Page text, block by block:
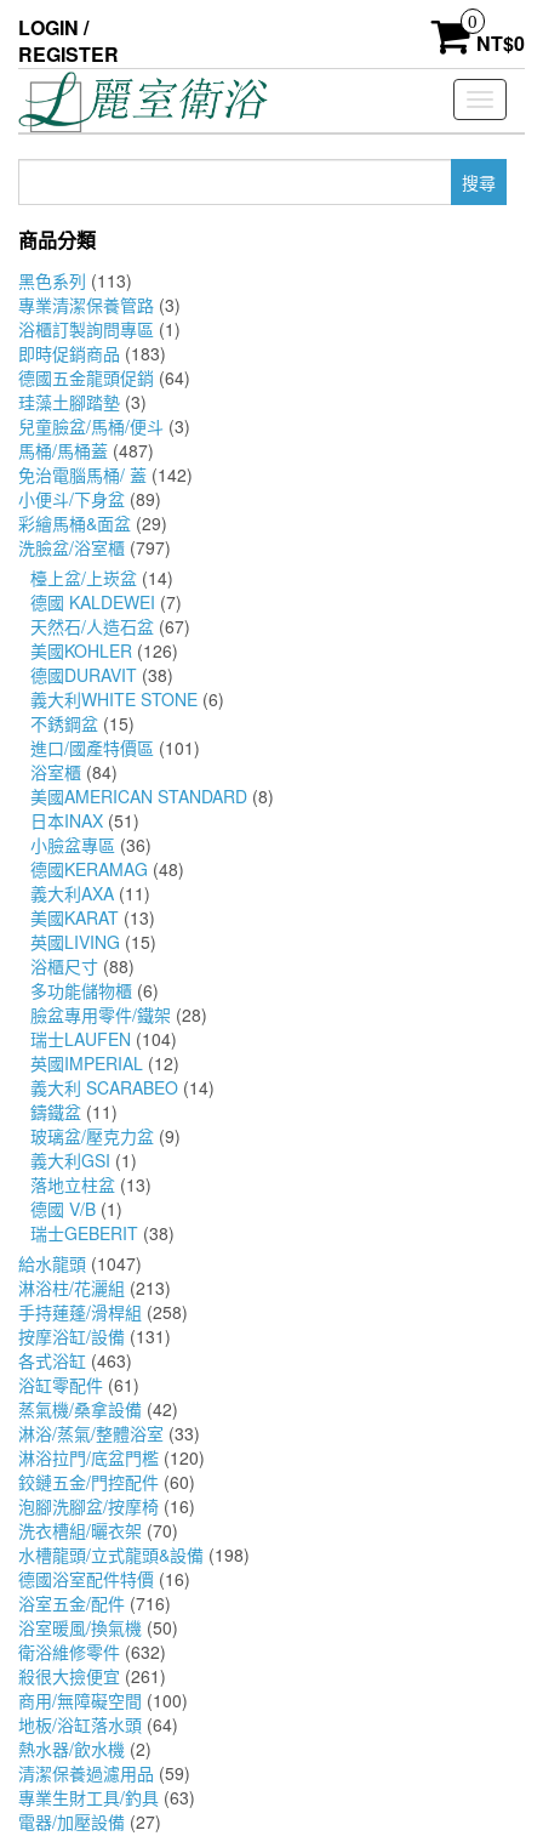
the
content
LOGIN /
REGISTER
0
NT$0
Toggle
鍵
商品分類
黑色系列 (113)
專業清潔保養管路 (3)
浴櫃訂製詢問專區 (1)
即時促銷商品 (183)
德國五金龍頭促銷 (64)
珪藻土腳踏墊 (3)
兒童臉盆/馬桶/便斗 (3)
馬桶/馬桶蓋 (487)
免治電腦馬桶/ 蓋 (142)
小便斗/下身盆 (89)
彩繪馬桶&面盆 (29)
洗臉盆/浴室櫃 (797)
檯上盆/上崁盆 (14)
德國 KALDEWEI (7)
天然石/人造石盆 (67)
美國KOHLER (126)
德國DURAVIT (38)
義大利WHITE STONE (6)
不銹鋼盆 (15)
進口/國產特價區 (101)
浴室櫃 (84)
美國AMERICAN STANDARD (8)
日本INAX (51)
小臉盆專區 (36)
德國KERAMAG (48)
義大利AXA (11)
美國KARAT (13)
英國LIVING (15)
浴櫃尺寸 (88)
多功能儲物櫃 (6)
臉盆專用零件/鐵架 (28)
瑞士LAUFEN (104)
英國IMPERIAL (12)
義大利 SCARABEO (14)
鑄鐵盆 (11)
玻璃盆/壓克力盆 (9)
義大利GSI (1)
落地立柱盆 (13)
德國 V/B (1)
瑞士GEBERIT (38)
給水龍頭 (1047)
淋浴柱/花灑組 (213)
手持蓮蓬/滑桿組 (258)
按摩浴缸/設備 (131)
各式浴缸 (463)
浴缸零配件 (61)
蒸氣機/桑拿設備 (42)
淋浴/蒸氣/整體浴室 (33)
淋浴拉門/底盆門檻 (120)
鉸鏈五金/門控配件 (60)
泡腳洗腳盆/按摩椅 (16)
洗衣槽組/曬衣架 (70)
水槽龍頭/立式龍頭&設備 (198)
德國浴室配件特價 (16)
浴室五金/配件 (716)
浴室暖風/換氣機 (50)
衛浴維修零件 (632)
殺很大撿便宜 (261)
商用/無障礙空間 (100)
地板/浴缸落水頭 (64)
熱水器/飲水機 (2)
清潔保養過濾用品 (59)
專業生財工具/釣具 (63)
電器/加壓設備 (27)